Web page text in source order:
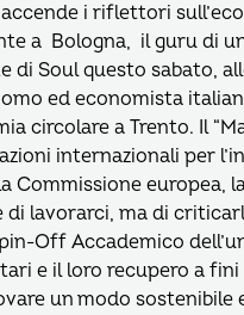
i riflettori
a Bologna, il guru di
di Soul questo sabato,
ed economista
circolare a Trento. Il
internazionali per
europea, la
lavorarci, ma di
Off Accademico
e il loro recupero a fini
un modo